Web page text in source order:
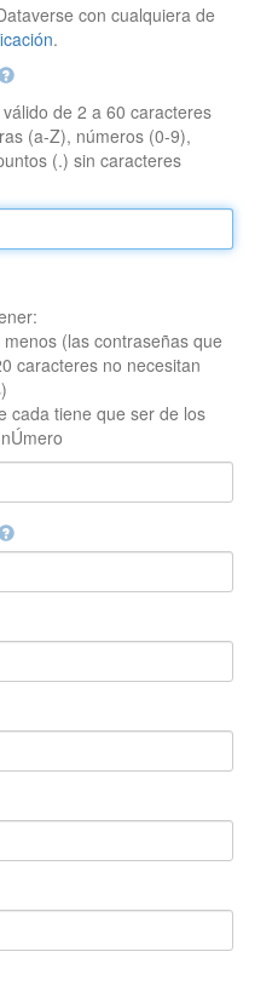
con cualquiera de
.
de 2 a 60 caracteres
(a-Z), números (0-9),
(.) sin caracteres
(las contraseñas que
caracteres no necesitan
cada tiene que ser de los